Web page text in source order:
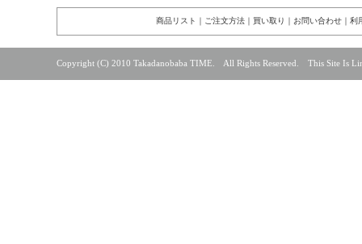
商品リスト ｜ ご注文方法｜ 買い取り ｜ お問い合わせ｜ 利
Copyright (C) 2010 Takadanobaba TIME. All Rights Reserved. This Site Is